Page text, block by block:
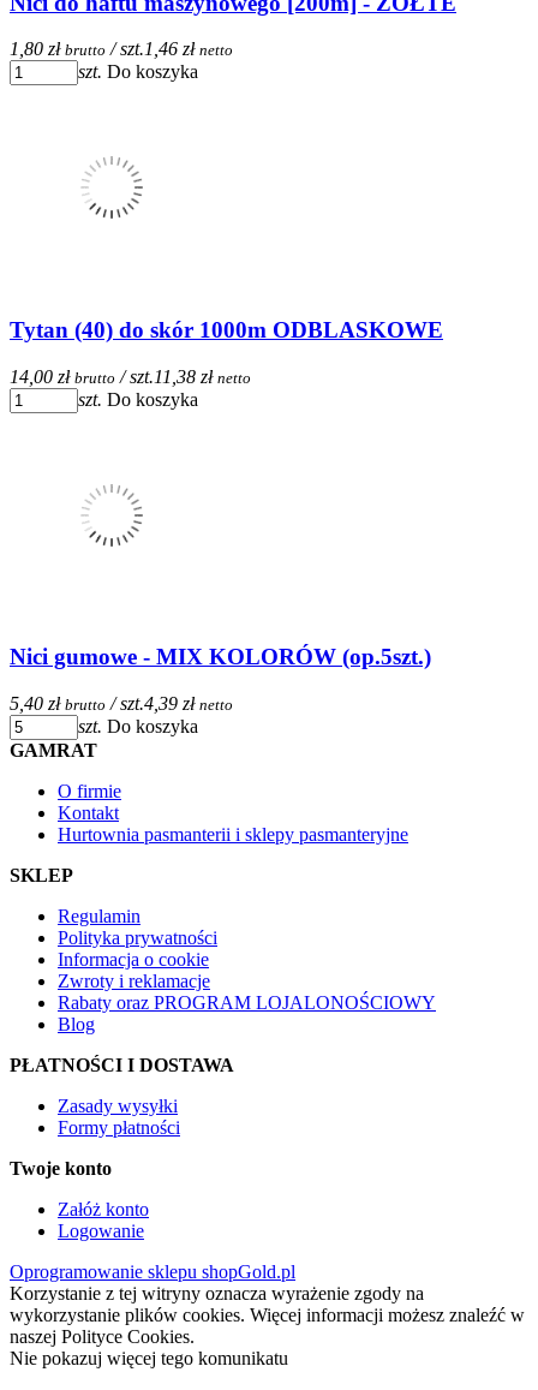
1,80 zł brutto / szt.1,46 zł netto
szt. Do koszyka
Tytan (40) do skór 1000m ODBLASKOWE
14,00 zł brutto / szt.11,38 zł netto
szt. Do koszyka
Nici gumowe - MIX KOLORÓW (op.5szt.)
5,40 zł brutto / szt.4,39 zł netto
szt. Do koszyka
GAMRAT
O firmie
Kontakt
Hurtownia pasmanterii i sklepy pasmanteryjne
SKLEP
Regulamin
Polityka prywatności
Informacja o cookie
Zwroty i reklamacje
Rabaty oraz PROGRAM LOJALONOŚCIOWY
Blog
PŁATNOŚCI I DOSTAWA
Zasady wysyłki
Formy płatności
Twoje konto
Załóż konto
Logowanie
Oprogramowanie sklepu shopGold.pl
Korzystanie z tej witryny oznacza wyrażenie zgody na
wykorzystanie plików cookies. Więcej informacji możesz znaleźć w
naszej Polityce Cookies.
Nie pokazuj więcej tego komunikatu